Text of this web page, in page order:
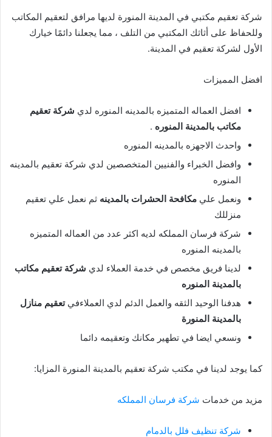
شركة تعقيم مكتبي في المدينة المنورة لديها مرافق لتعقيم المكاتب
وللحفاظ على أثاثك المكتبي من التلف ، مما يجعلنا دائمًا خيارك
الأول لشركة تعقيم في المدينة.
افضل المميزات
افضل العماله المتميزه بالمدينه المنوره لدي شركة تعقيم
مكاتب بالمدينة المنوره .
واحدث الاجهزه بالمدينه المنوره
وافضل الخبراء والفنيين المتخصصين لدي شركة تعقيم بالمدينه
المنوره
ونعمل علي مكافحة الحشرات بالمدينه ثم نعمل علي تعقيم
منزللك
شركة فرسان المملكه لديه اكثر عدد من العماله المتميزه
بالمدينه المنوره
لدينا فريق مخصص في خدمة العملاء لدي شركة تعقيم مكاتب
بالمدينة المنوره
هدفنا الوحيد الثقه والعمل الدئم لدي العملاءفيتعقيم منازل
بالمدينة المنورة
ونسعي ايضا في تطهير مكانك وتعقيمه دائما
كما يوجد لدينا في مكتب شركة تعقيم بالمدينة المنورة المزايا:
مزيد من خدمات شركة فرسان المملكه
شركة تنظيف فلل بالدمام